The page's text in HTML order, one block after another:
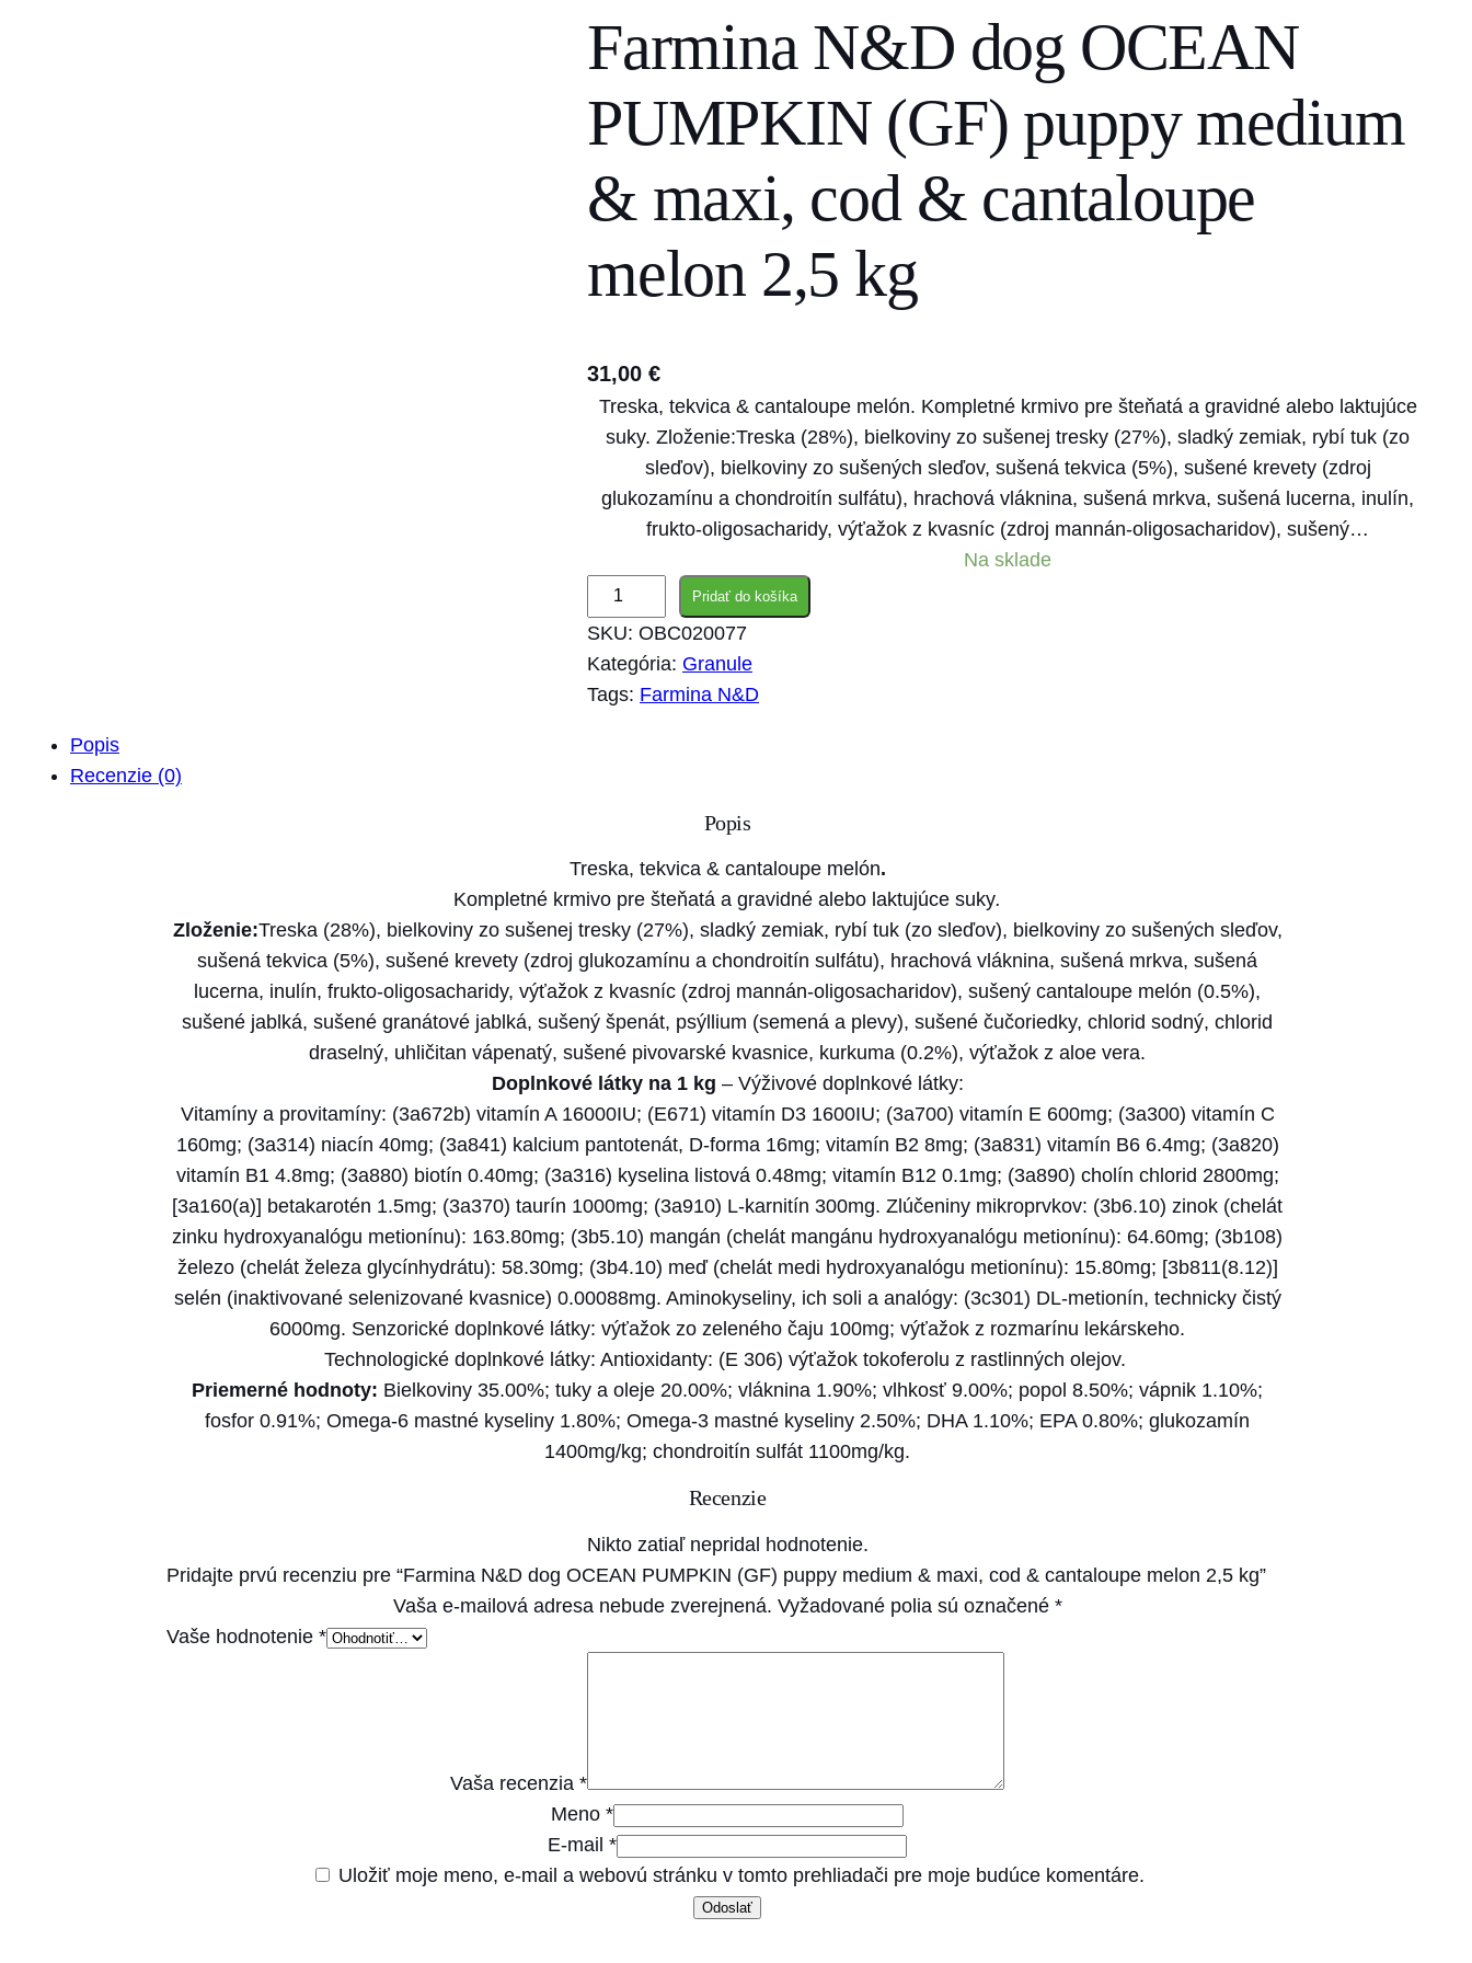
e
r
Farmina N&D dog OCEAN
PUMPKIN (GF) puppy medium
& maxi, cod & cantaloupe
melon 2,5 kg
31,00 €
Treska, tekvica & cantaloupe melón. Kompletné krmivo pre šteňatá a gravidné alebo laktujúce
suky. Zloženie:Treska (28%), bielkoviny zo sušenej tresky (27%), sladký zemiak, rybí tuk (zo
sleďov), bielkoviny zo sušených sleďov, sušená tekvica (5%), sušené krevety (zdroj
glukozamínu a chondroitín sulfátu), hrachová vláknina, sušená mrkva, sušená lucerna, inulín,
frukto-oligosacharidy, výťažok z kvasníc (zdroj mannán-oligosacharidov), sušený…
Na sklade
n
a
r
m
i
n
a
N
&
D
d
o
g
O
C
E
A
N
P
U
M
I
N
(
p
p
y
m
Pridať do košíka
SKU: OBC020077
Kategória: Granule
Tags: Farmina N&D
Popis
Recenzie (0)
Popis
Treska, tekvica & cantaloupe melón.
Kompletné krmivo pre šteňatá a gravidné alebo laktujúce suky.
Zloženie:Treska (28%), bielkoviny zo sušenej tresky (27%), sladký zemiak, rybí tuk (zo sleďov), bielkoviny zo sušených sleďov,
sušená tekvica (5%), sušené krevety (zdroj glukozamínu a chondroitín sulfátu), hrachová vláknina, sušená mrkva, sušená
lucerna, inulín, frukto-oligosacharidy, výťažok z kvasníc (zdroj mannán-oligosacharidov), sušený cantaloupe melón (0.5%),
sušené jablká, sušené granátové jablká, sušený špenát, psýllium (semená a plevy), sušené čučoriedky, chlorid sodný, chlorid
draselný, uhličitan vápenatý, sušené pivovarské kvasnice, kurkuma (0.2%), výťažok z aloe vera.
Doplnkové látky na 1 kg – Výživové doplnkové látky:
Vitamíny a provitamíny: (3a672b) vitamín A 16000IU; (E671) vitamín D3 1600IU; (3a700) vitamín E 600mg; (3a300) vitamín C
160mg; (3a314) niacín 40mg; (3a841) kalcium pantotenát, D-forma 16mg; vitamín B2 8mg; (3a831) vitamín B6 6.4mg; (3a820)
vitamín B1 4.8mg; (3a880) biotín 0.40mg; (3a316) kyselina listová 0.48mg; vitamín B12 0.1mg; (3a890) cholín chlorid 2800mg;
[3a160(a)] betakarotén 1.5mg; (3a370) taurín 1000mg; (3a910) L-karnitín 300mg. Zlúčeniny mikroprvkov: (3b6.10) zinok (chelát
zinku hydroxyanalógu metionínu): 163.80mg; (3b5.10) mangán (chelát mangánu hydroxyanalógu metionínu): 64.60mg; (3b108)
železo (chelát železa glycínhydrátu): 58.30mg; (3b4.10) meď (chelát medi hydroxyanalógu metionínu): 15.80mg; [3b811(8.12)]
selén (inaktivované selenizované kvasnice) 0.00088mg. Aminokyseliny, ich soli a analógy: (3c301) DL-metionín, technicky čistý
6000mg. Senzorické doplnkové látky: výťažok zo zeleného čaju 100mg; výťažok z rozmarínu lekárskeho.
Technologické doplnkové látky: Antioxidanty: (E 306) výťažok tokoferolu z rastlinných olejov.
Priemerné hodnoty: Bielkoviny 35.00%; tuky a oleje 20.00%; vláknina 1.90%; vlhkosť 9.00%; popol 8.50%; vápnik 1.10%;
fosfor 0.91%; Omega-6 mastné kyseliny 1.80%; Omega-3 mastné kyseliny 2.50%; DHA 1.10%; EPA 0.80%; glukozamín
1400mg/kg; chondroitín sulfát 1100mg/kg.
Recenzie
Nikto zatiaľ nepridal hodnotenie.
Pridajte prvú recenziu pre “Farmina N&D dog OCEAN PUMPKIN (GF) puppy medium & maxi, cod & cantaloupe melon 2,5 kg”
Vaša e-mailová adresa nebude zverejnená. Vyžadované polia sú označené *
Vaše hodnotenie *
Vaša recenzia *
Meno *
E-mail *
Uložiť moje meno, e-mail a webovú stránku v tomto prehliadači pre moje budúce komentáre.